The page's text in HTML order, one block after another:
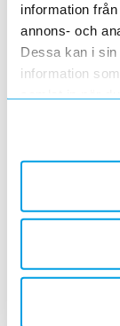
information
annons- och
Dessa kan i
information
samlat in när